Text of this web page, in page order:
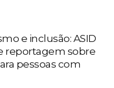
e inclusão: ASID
reportagem sobre
pessoas com